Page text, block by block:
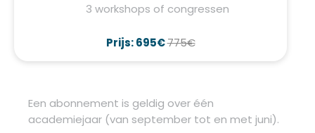
3 workshops of congressen
Prijs: 695€775€
Een abonnement is geldig over één
academiejaar (van september tot en met juni).